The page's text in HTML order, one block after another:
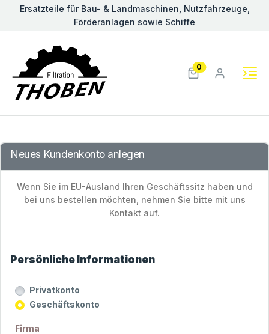
Ersatzteile für Bau- & Landmaschinen, Nutzfahrzeuge,
Förderanlagen sowie Schiffe
0
Neues Kundenkonto anlegen
Wenn Sie im EU-Ausland Ihren Geschäftssitz haben und
bei uns bestellen möchten, nehmen Sie bitte mit uns
Kontakt auf.
Persönliche Informationen
Privatkonto
Geschäftskonto
Firma